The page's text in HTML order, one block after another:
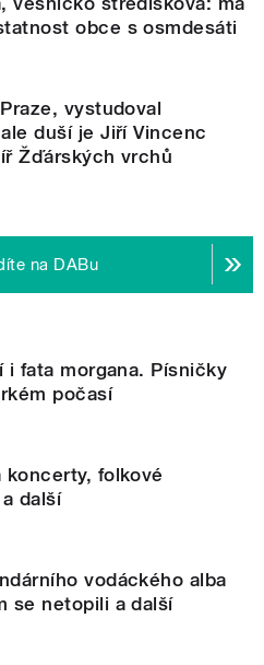
obce s osmdesáti
vystudoval
duší je Jiří Vincenc
Žďárských vrchů
na DABu
i fata morgana. Písničky
počasí
koncerty, folkové
další
vodáckého alba
se netopili a další